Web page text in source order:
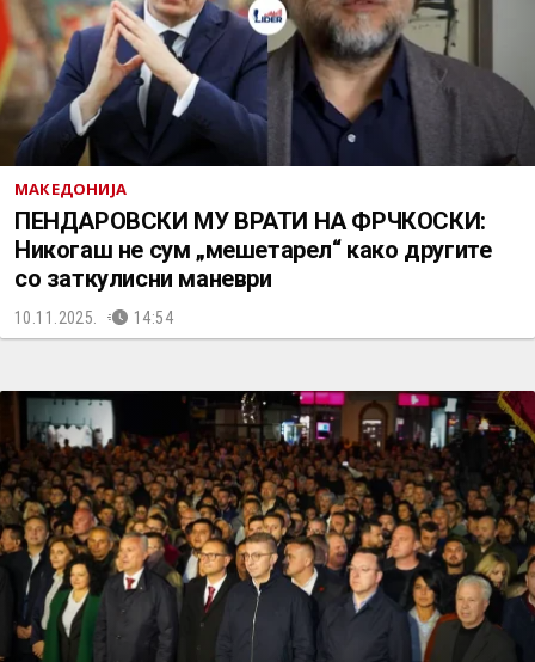
МАКЕДОНИЈА
ПЕНДАРОВСКИ МУ ВРАТИ НА ФРЧКОСКИ:
Никогаш не сум „мешетарел“ како другите
со заткулисни маневри
10.11.2025. 14:54